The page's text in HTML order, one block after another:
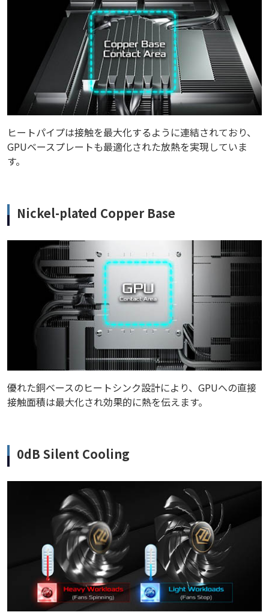
ヒートパイプは接触を最大化するように連結されており、
GPUベースプレートも最適化された放熱を実現していま
す。
Nickel-plated Copper Base
優れた銅ベースのヒートシンク設計により、GPUへの直接
接触面積は最大化され効果的に熱を伝えます。
0dB Silent Cooling